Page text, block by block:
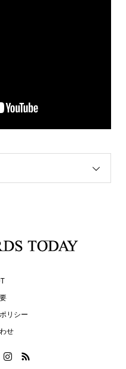
リシー
せ